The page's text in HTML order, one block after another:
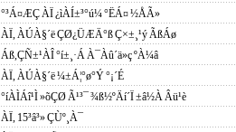
°³Á¤ÆÇ ÀÏ ¿ìÀÍ±³°ú¼­ °ËÁ¤ ½ÅÃ»
ÀÏ, ÀÚÀ§´ë ÇØ¿ÜÆÄ°ß Ç×±¸¹ý ÃßÁø
Áß,ÇÑ±¹ÀÎ °í±¸·Á À¯Àû´ä»ç ºÀ¼â
ÀÏ, ÀÚÀ§´ë ¼±Á¦°ø°Ý °¡´É
°íÀÌÁî¹Ì »õÇØ Ã¹³¯ ¾ß½ºÄí´Ï ±â½À Âü¹è
ÀÏ, 15³â³» ÇÙº¸À¯